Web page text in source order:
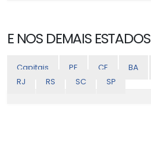
E NOS DEMAIS ESTADOS
Capitais PE CE BA
RJ
RS SC SP